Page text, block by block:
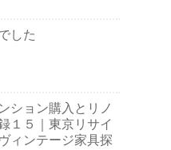
した
ション購入とリノ
１５｜東京リサイ
ィンテージ家具探